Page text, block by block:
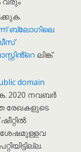
ബ്ലോഗിലെ
ലിങ്ക്
domain
2020 നവബർ
രേഖകളുടെ
ശേഷമുള്ളവ